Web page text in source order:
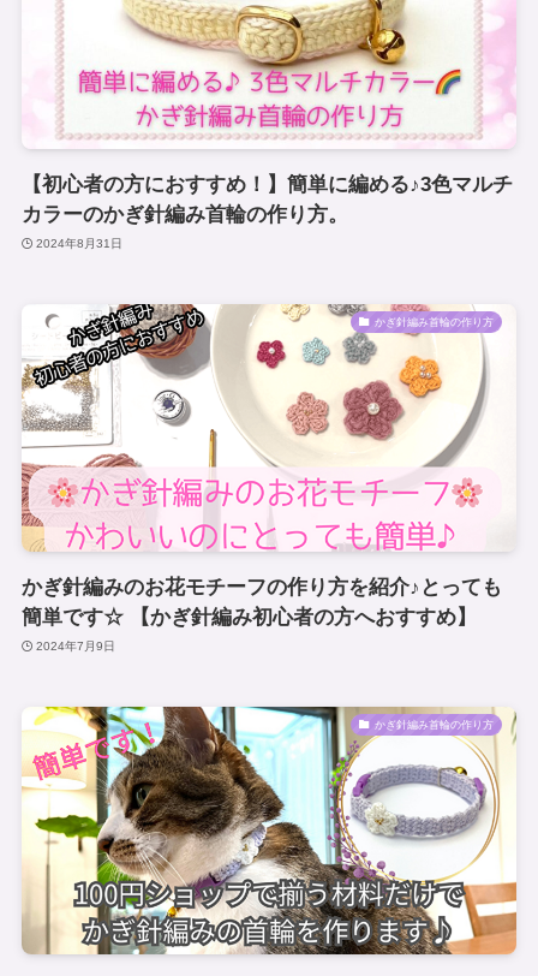
【初心者の方におすすめ！】簡単に編める♪3色マルチ
カラーのかぎ針編み首輪の作り方。
2024年8月31日
かぎ針編み首輪の作り方
かぎ針編みのお花モチーフの作り方を紹介♪とっても
簡単です☆ 【かぎ針編み初心者の方へおすすめ】
2024年7月9日
かぎ針編み首輪の作り方